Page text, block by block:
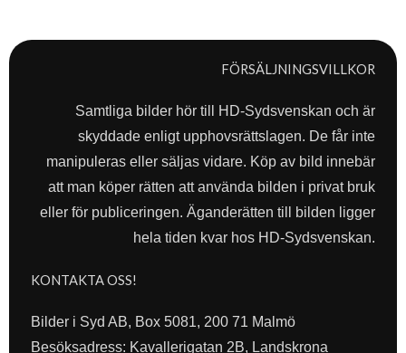
FÖRSÄLJNINGSVILLKOR
Samtliga bilder hör till HD-Sydsvenskan och är
skyddade enligt upphovsrättslagen. De får inte
manipuleras eller säljas vidare. Köp av bild innebär
att man köper rätten att använda bilden i privat bruk
eller för publiceringen. Äganderätten till bilden ligger
hela tiden kvar hos HD-Sydsvenskan.
KONTAKTA OSS!
Bilder i Syd AB, Box 5081, 200 71 Malmö
Besöksadress: Kavallerigatan 2B, Landskrona